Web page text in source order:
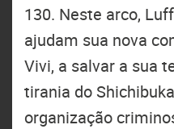
130. Neste arco,
ajudam sua nova
Vivi, a salvar a sua
tirania do
organização